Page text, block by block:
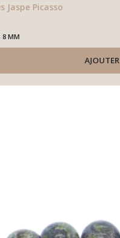
Jaspe Picasso
8 MM
AJOUTER